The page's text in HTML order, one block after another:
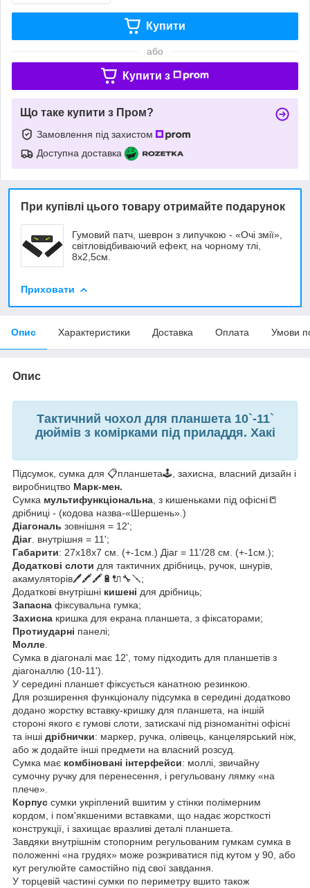
Купити
або
Купити з
Що таке купити з Пром?
Замовлення під захистом
Доступна доставка
При купівлі цього товару отримайте подарунок
Гумовий патч, шеврон з липучкою - «Очі змії»,
світловідбиваючий ефект, на чорному тлі,
8х2,5см.
Приховати
Опис Характеристики Доставка Оплата Умови
Опис
Тактичний чохол для планшета 10`-11`
дюймів з комірками під приладдя. Хакі
Підсумок, сумка для 📋планшета🕹, захисна, власний дизайн і
виробництво Марк-мен.
Сумка мультифункціональна, з кишеньками під офісні📒
дрібниці - (кодова назва-«Шершень».)
Діагональ зовнішня = 12';
Діаг. внутрішня = 11';
Габарити: 27х18х7 см. (+-1см.) Діаг = 11'/28 см. (+-1см.);
Додаткові слоти для тактичних дрібниць, ручок, шнурів,
акамуляторів🖊🖍🖍🔋🔌🔧🪛;
Додаткові внутрішні кишені для дрібниць;
Запасна фіксувальна гумка;
Захисна кришка для екрана планшета, з фіксаторами;
Протиударні панелі;
Молле.
Сумка в діагоналі має 12', тому підходить для планшетів з
діагоналлю (10-11').
У середині планшет фіксується канатною резинкою.
Для розширення функціоналу підсумка в середині додатково
додано жорстку вставку-кришку для планшета, на іншій
стороні якого є гумові слоти, затискачі під різноманітні офісні
та інші дрібнички: маркер, ручка, олівець, канцелярський ніж,
або ж додайте інші предмети на власний розсуд.
Сумка має комбіновані інтерфейси: моллі, звичайну
сумочну ручку для перенесення, і регульовану лямку «на
плече».
Корпус сумки укріплений вшитим у стінки полімерним
кордом, і пом'якшеними вставками, що надає жорсткості
конструкції, і захищає вразливі деталі планшета.
Завдяки внутрішнім стопорним регульованим гумкам сумка в
положенні «на грудях» може розкриватися під кутом у 90, або
кут регулюйте самостійно під свої завдання.
У торцевій частині сумки по периметру вшито також